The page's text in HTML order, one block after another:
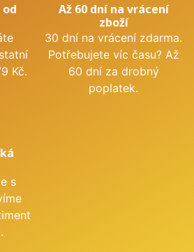
Kč.
Až 60 dní na vrácení
zboží
30 dní na vrácení zdarma.
Potřebujete víc času? Až
60 dní za drobný
poplatek.
s